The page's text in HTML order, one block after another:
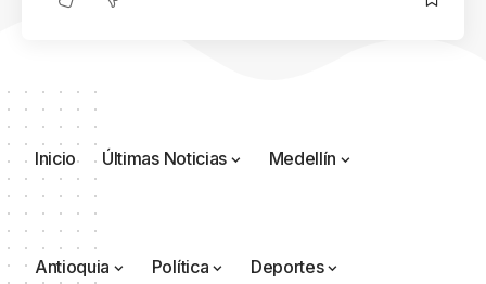
Inicio Últimas Noticias Medellín
Antioquia Política Deportes